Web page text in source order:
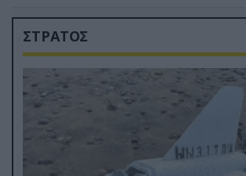
ΣΤΡΑΤΟΣ